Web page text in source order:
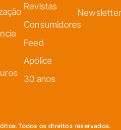
Revistas
Consumidores
Feed
Apólice
30 anos
Newsletter
Todos os direitos reservados.